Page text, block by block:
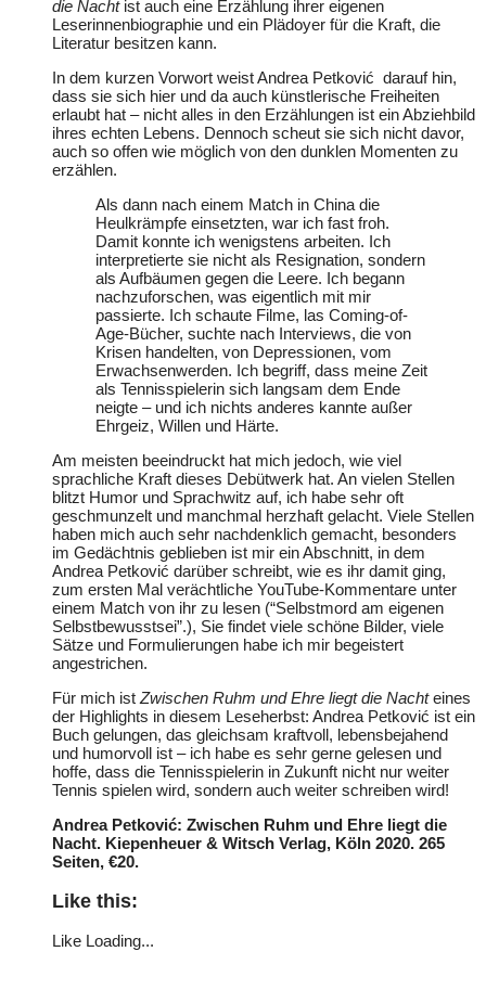
die Nacht ist auch eine Erzählung ihrer eigenen
Leserinnenbiographie und ein Plädoyer für die Kraft, die
Literatur besitzen kann.
In dem kurzen Vorwort weist Andrea Petković darauf hin,
dass sie sich hier und da auch künstlerische Freiheiten
erlaubt hat – nicht alles in den Erzählungen ist ein Abziehbild
ihres echten Lebens. Dennoch scheut sie sich nicht davor,
auch so offen wie möglich von den dunklen Momenten zu
erzählen.
Als dann nach einem Match in China die
Heulkrämpfe einsetzten, war ich fast froh.
Damit konnte ich wenigstens arbeiten. Ich
interpretierte sie nicht als Resignation, sondern
als Aufbäumen gegen die Leere. Ich begann
nachzuforschen, was eigentlich mit mir
passierte. Ich schaute Filme, las Coming-of-
Age-Bücher, suchte nach Interviews, die von
Krisen handelten, von Depressionen, vom
Erwachsenwerden. Ich begriff, dass meine Zeit
als Tennisspielerin sich langsam dem Ende
neigte – und ich nichts anderes kannte außer
Ehrgeiz, Willen und Härte.
Am meisten beeindruckt hat mich jedoch, wie viel
sprachliche Kraft dieses Debütwerk hat. An vielen Stellen
blitzt Humor und Sprachwitz auf, ich habe sehr oft
geschmunzelt und manchmal herzhaft gelacht. Viele Stellen
haben mich auch sehr nachdenklich gemacht, besonders
im Gedächtnis geblieben ist mir ein Abschnitt, in dem
Andrea Petković darüber schreibt, wie es ihr damit ging,
zum ersten Mal verächtliche YouTube-Kommentare unter
einem Match von ihr zu lesen (“Selbstmord am eigenen
Selbstbewusstsei”.), Sie findet viele schöne Bilder, viele
Sätze und Formulierungen habe ich mir begeistert
angestrichen.
Für mich ist Zwischen Ruhm und Ehre liegt die Nachteines
der Highlights in diesem Leseherbst: Andrea Petković ist ein
Buch gelungen, das gleichsam kraftvoll, lebensbejahend
und humorvoll ist – ich habe es sehr gerne gelesen und
hoffe, dass die Tennisspielerin in Zukunft nicht nur weiter
Tennis spielen wird, sondern auch weiter schreiben wird!
Andrea Petković: Zwischen Ruhm und Ehre liegt die
Nacht. Kiepenheuer & Witsch Verlag, Köln 2020. 265
Seiten, €20.
Like this:
Like Loading...